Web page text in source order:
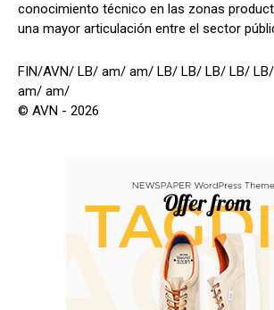
conocimiento técnico en las zonas
una mayor articulación entre el sector
FIN/AVN/ LB/ am/ am/ LB/ LB/ LB/ LB/
am/ am/
© AVN - 2026